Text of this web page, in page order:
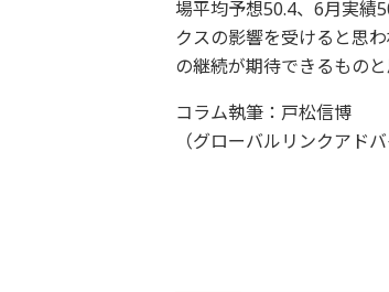
場平均予想50.4、6月実績
クスの影響を受けると思
の継続が期待できるものと
コラム執筆：戸松信博
（グローバルリンクアド